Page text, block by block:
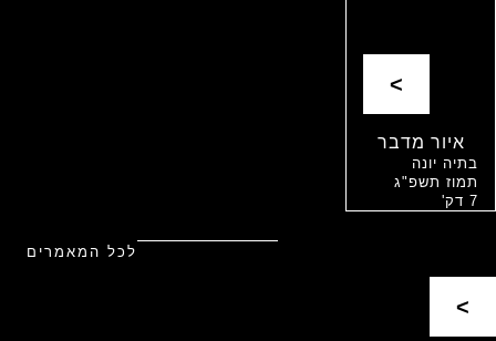
>
איור מדבר
בתיה יונה
תמוז תשפ"ג
7 דק'
לכל המאמרים
>